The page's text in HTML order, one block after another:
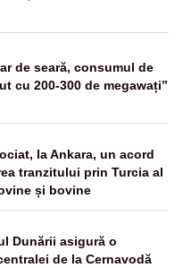
de seară, consumul de
cu 200-300 de megawați”
la Ankara, un acord
tranzitului prin Turcia al
și bovine
Dunării asigură o
de la Cernavodă